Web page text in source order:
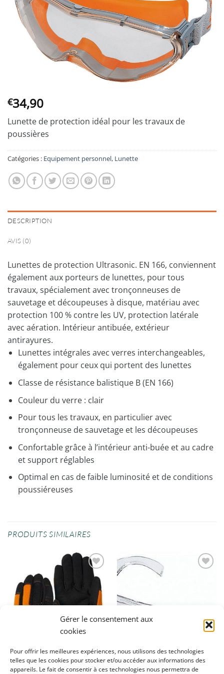
Gérer le consentement aux
cookies
Pour offrir les meilleures expériences, nous utilisons des technologies
telles que les cookies pour stocker et/ou accéder aux informations des
appareils. Le fait de consentir à ces technologies nous permettra de
€34,90
Lunette de protection idéal pour les travaux de
poussières
Catégories : Equipement personnel, Lunette
DESCRIPTION
AVIS (0)
Lunettes de protection Ultrasonic. EN 166, conviennent
également aux porteurs de lunettes, pour tous
travaux, spécialement avec tronçonneuses de
sauvetage et découpeuses à disque, matériau avec
protection 100 % contre les UV, protection latérale
avec aération. Intérieur antibuée, extérieur
antirayures.
Lunettes intégrales avec verres interchangeables,
également pour ceux qui portent des lunettes
Classe de résistance balistique B (EN 166)
Couleur du verre : clair
Pour tous les travaux, en particulier avec
tronçonneuse de sauvetage et les découpeuses
Confortable grâce à l’intérieur anti-buée et au cadre
et support réglables
Optimal en cas de faible luminosité et de conditions
poussiéreuses
PRODUITS SIMILAIRES
Ajouter
wishlist